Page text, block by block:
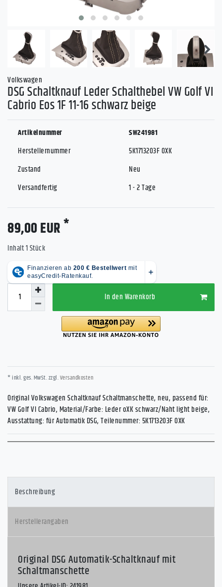
Volkswagen
DSG Schaltknauf Leder Schalthebel VW Golf VI
Cabrio Eos 1F 11-16 schwarz beige
Artikelnummer
Herstellernummer
Zustand
Versandfertig
SW241981
5K1713203F 0XK
Neu
1 - 2 Tage
89,00 EUR *
Inhalt1Stück
In den Warenkorb
* inkl. ges. MwSt. zzgl.Versandkosten
Original Volkswagen Schaltknauf Schaltmanschette, neu, passend für:
VW Golf VI Cabrio, Material/Farbe: Leder oXK schwarz/Naht light beige,
Ausstattung: für Automatik DSG, Teilenummer: 5K1713203F 0XK
Beschreibung
Herstellerangaben
Original DSG Automatik-Schaltknauf mit
Schaltmanschette